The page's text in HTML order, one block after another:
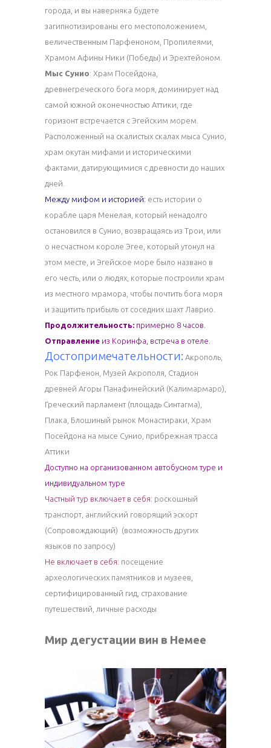
города, и вы наверняка будете
загипнотизированы его местоположением,
величественным Парфеноном, Пропилеями,
Храмом Афины Ники (Победы) и Эрехтейоном.
Мыс Сунио: Храм Посейдона,
древнегреческого бога моря, доминирует над
самой южной оконечностью Аттики, где
горизонт встречается с Эгейским морем.
Расположенный на скалистых скалах мыса Сунио,
храм окутан мифами и историческими
фактами, датирующимися с древности до наших
дней.
Между мифом и историей: есть истории о
корабле царя Менелая, который ненадолго
остановился в Сунио, возвращаясь из Трои, или
о несчастном короле Эгее, который утонул на
этом месте, и Эгейское море было названо в
его честь, или о людях, которые построили храм
из местного мрамора, чтобы почтить бога моря
и защитить прибыль от соседних шахт Лаврио.
Продолжительность: примерно 8 часов.
Отправление из Коринфа, встреча в отеле.
Достопримечательности: Акрополь,
Рок Парфенон, Музей Акрополя, Стадион
древней Агоры Панафинейский (Калимармаро),
Греческий парламент (площадь Синтагма),
Плака, Блошиный рынок Монастираки, Храм
Посейдона на мысе Сунио, прибрежная трасса
Аттики
Доступно на организованном автобусном туре и
индивидуальном туре
Частный тур включает в себя: роскошный
транспорт, английский говорящий эскорт
(Сопровождающий) (возможность других
языков по запросу)
Не включает в себя: посещение
археологических памятников и музеев,
сертифицированный гид, страхование
путешествий, личные расходы
Мир дегустации вин в Немее